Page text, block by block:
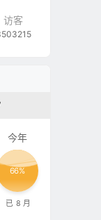
访客
今年
66%
已 8 月